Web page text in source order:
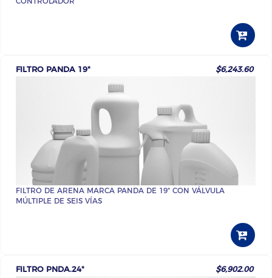
FILTRO PANDA 19" $6,243.60
FILTRO DE ARENA MARCA PANDA DE 19" CON VÁLVULA
MÚLTIPLE DE SEIS VÍAS
FILTRO PNDA.24" $6,902.00